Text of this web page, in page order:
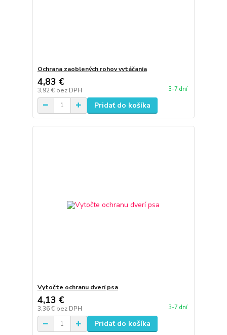
Ochrana zaoblených rohov vytáčania
4,83 €
3,92 € bez DPH 3-7 dní
Pridať do košíka
Vytočte ochranu dverí psa
4,13 €
3,36 € bez DPH 3-7 dní
Pridať do košíka